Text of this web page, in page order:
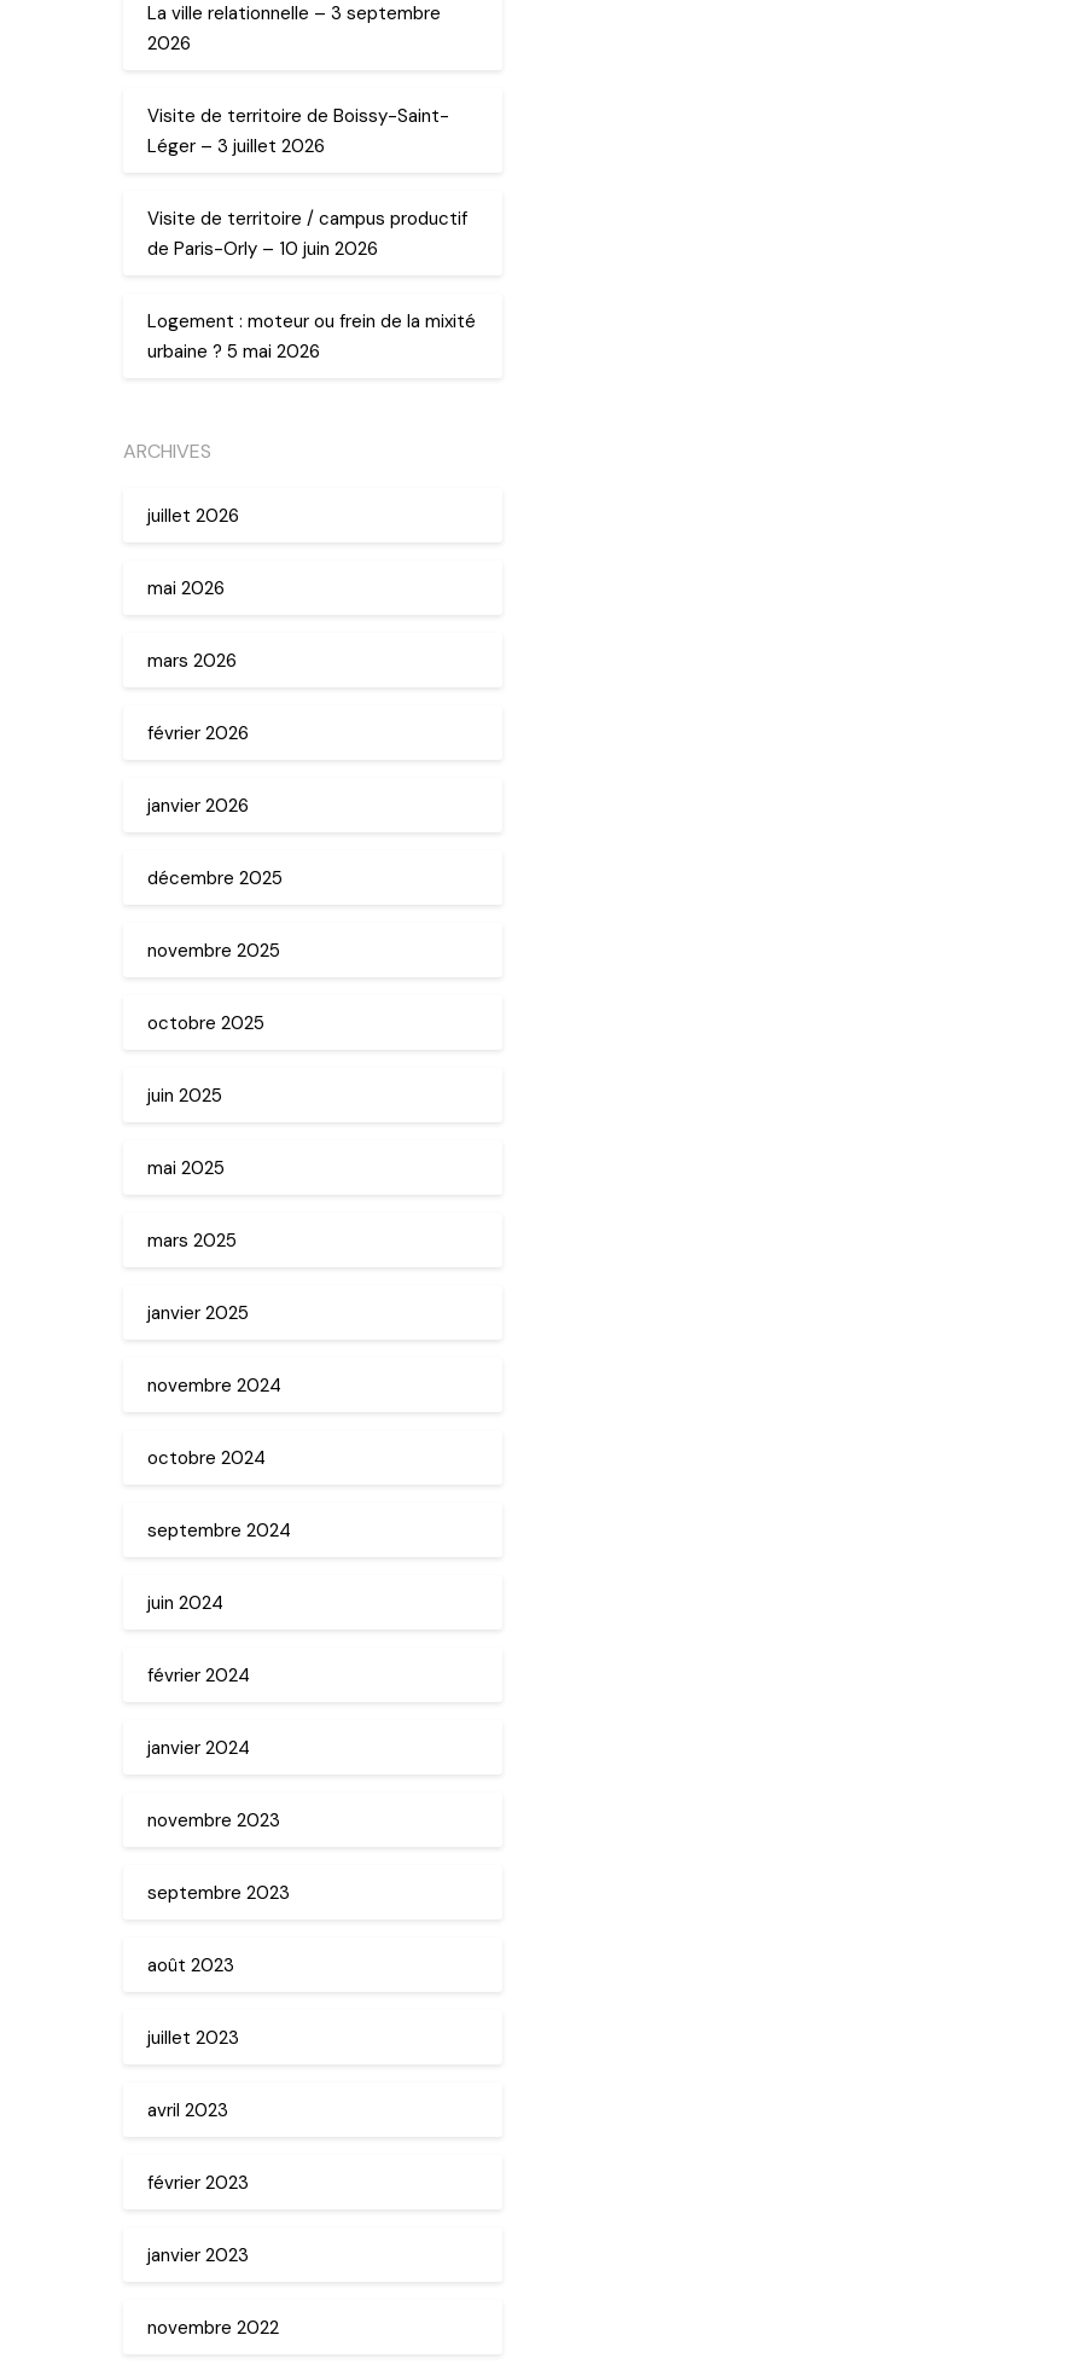
La ville relationnelle – 3 septembre
2026
Visite de territoire de Boissy-Saint-
Léger – 3 juillet 2026
Visite de territoire / campus productif
de Paris-Orly – 10 juin 2026
Logement : moteur ou frein de la mixité
urbaine ? 5 mai 2026
ARCHIVES
juillet 2026
mai 2026
mars 2026
février 2026
janvier 2026
décembre 2025
novembre 2025
octobre 2025
juin 2025
mai 2025
mars 2025
janvier 2025
novembre 2024
octobre 2024
septembre 2024
juin 2024
février 2024
janvier 2024
novembre 2023
septembre 2023
août 2023
juillet 2023
avril 2023
février 2023
janvier 2023
novembre 2022